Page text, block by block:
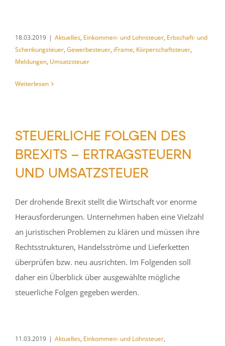
18.03.2019 | Aktuelles, Einkommen- und Lohnsteuer, Erbschaft- und
Schenkungsteuer, Gewerbesteuer, iFrame, Körperschaftsteuer,
Meldungen, Umsatzsteuer
Weiterlesen
STEUERLICHE FOLGEN DES
BREXITS – ERTRAGSTEUERN
UND UMSATZSTEUER
Der drohende Brexit stellt die Wirtschaft vor enorme
Herausforderungen. Unternehmen haben eine Vielzahl
an juristischen Problemen zu klären und müssen ihre
Rechtsstrukturen, Handelsströme und Lieferketten
überprüfen bzw. neu ausrichten. Im Folgenden soll
daher ein Überblick über ausgewählte mögliche
steuerliche Folgen gegeben werden.
11.03.2019 | Aktuelles, Einkommen- und Lohnsteuer,